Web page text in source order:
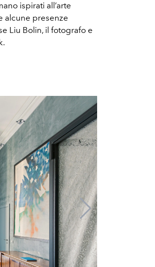
ispirati all’arte
alcune presenze
Liu Bolin, il fotografo e